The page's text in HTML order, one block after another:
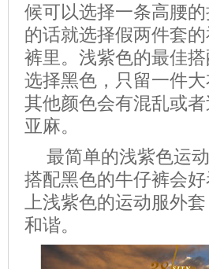
候可以选择一条高腰
的话就选择假两件套
裤里。浅紫色的最佳
选择黑色，只留一件
其他颜色会有混乱或
亚麻。
最简单的浅紫色运
搭配黑色的牛仔裤会
上浅紫色的运动服外
和谐。